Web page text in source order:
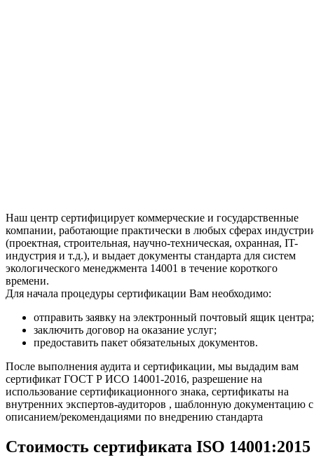
Наш центр сертифицирует коммерческие и государственные
компании, работающие практически в любых сферах
(проектная, строительная, научно-техническая, охранная, IT-
индустрия и т.д.), и выдает документы стандарта для систем
экологического менеджмента 14001 в течение короткого
времени.
Для начала процедуры сертификации Вам необходимо:
отправить заявку на электронный почтовый ящик центра;
заключить договор на оказание услуг;
предоставить пакет обязательных документов.
После выполнения аудита и сертификации, мы выдадим вам
сертификат ГОСТ Р ИСО 14001-2016, разрешение на
использование сертификационного знака, сертификаты на
внутренних экспертов-аудиторов , шаблонную документацию с
описанием/рекомендациями по внедрению стандарта
Стоимость сертификата ISO 14001:2015